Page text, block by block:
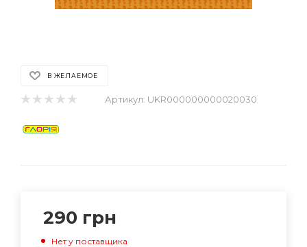
В ЖЕЛАЕМОЕ
Артикул: UKR000000000020030
290 грн
Нет у поставщика